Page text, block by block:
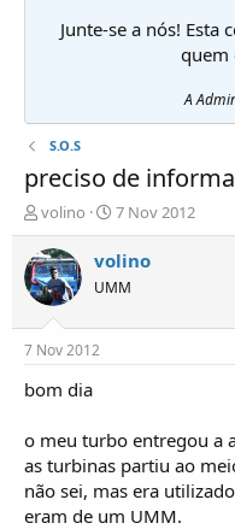
Junte-se a nós! Esta
quem
A
S.O.S
preciso de
I
n
i
c
i
d
o
r
T
ó
p
i
volino
D
a
t
d
o
7 Nov 2012
volino
UMM
7 Nov 2012
bom dia
o meu turbo entregou a
as turbinas partiu ao
não sei, mas era
eram de um UMM.